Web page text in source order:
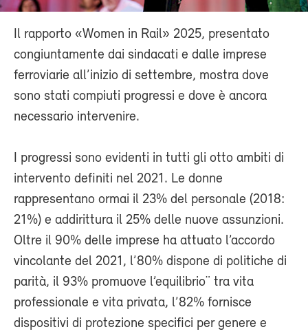
Il rapporto «Women in Rail» 2025, presentato
congiuntamente dai sindacati e dalle imprese
ferroviarie all’inizio di settembre, mostra dove
sono stati compiuti progressi e dove è ancora
necessario intervenire.
I progressi sono evidenti in tutti gli otto ambiti di
intervento definiti nel 2021. Le donne
rappresentano ormai il 23% del personale (2018:
21%) e addirittura il 25% delle nuove assunzioni.
Oltre il 90% delle imprese ha attuato l’accordo
vincolante del 2021, l’80% dispone di politiche di
parità, il 93% promuove l’equilibrio¨ tra vita
professionale e vita privata, l’82% fornisce
dispositivi di protezione specifici per genere e